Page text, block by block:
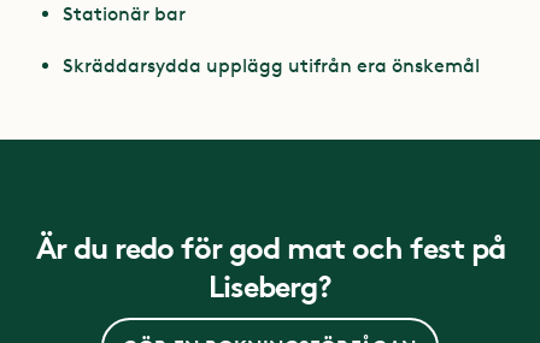
Stationär bar
Skräddarsydda upplägg utifrån era önskemål
Är du redo för god mat och fest på
Liseberg?